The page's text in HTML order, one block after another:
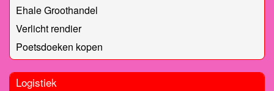
Ehale Groothandel
Verlicht rendier
Poetsdoeken kopen
Logistiek